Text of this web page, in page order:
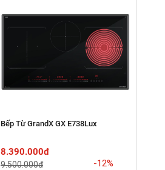
Bếp Từ GrandX GX E738Lux
8.390.000đ
9.500.000đ -12%